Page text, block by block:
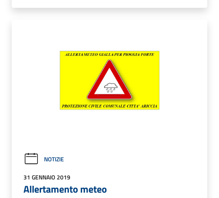
NOTIZIE
31 GENNAIO 2019
Allertamento meteo